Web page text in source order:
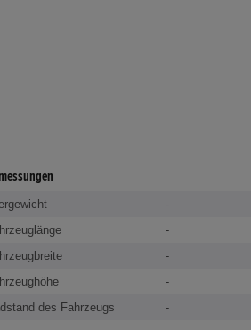
-
-
-
-
des Fahrzeugs
-